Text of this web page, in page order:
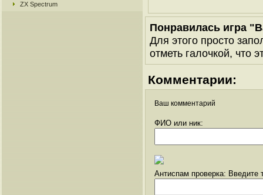
ZX Spectrum
Понравилась игра
Для этого просто
отметь галочкой, что
Комментарии:
Ваш комментарий
ФИО или ник:
Антиспам проверка: Введите